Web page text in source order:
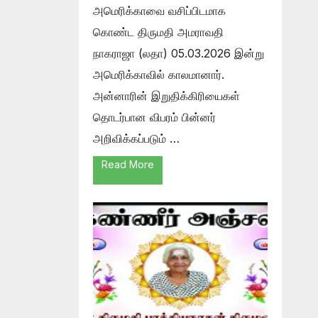
அமெரிக்காவை வசிப்பிடமாக
கொண்ட திருமதி அமராவதி
நாகராஜா (லதா) 05.03.2026 இன்று
அமெரிக்காவில் காலமானார்.
அன்னாரின் இறுதிக்கிரியைகள்
தொடர்பான விபரம் பின்னர்
அறிவிக்கப்படும் …
Read More